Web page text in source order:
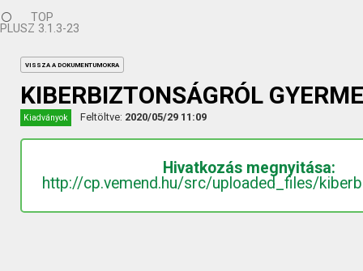
TOP
PLUSZ 3.1.3-23
VISSZA A DOKUMENTUMOKRA
KIBERBIZTONSÁGRÓL
Kiadványok Feltöltve: 2020/05/29 11:09
Hivatkozás megnyitása:
http://cp.vemend.hu/src/uploaded_files/